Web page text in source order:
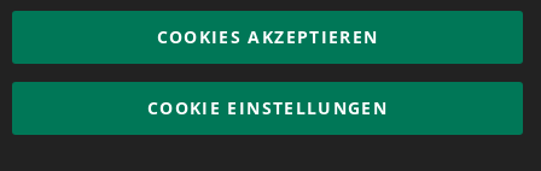
Beitrag zum nachhaltigen Unternehmenserfolg unserer
COOKIES AKZEPTIEREN
COOKIE EINSTELLUNGEN